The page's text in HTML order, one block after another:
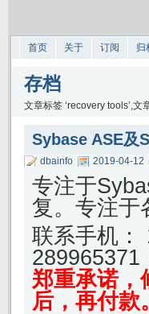
首页 关于 订阅 归
存档
文章标签 ‘recovery tools’,文
Sybase ASE及
dbainfo 2019-04-12
专注于
复。专注于
联系手机：
289965371
郑重承诺，
后，再付款。